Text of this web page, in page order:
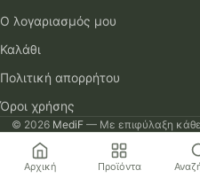
Ο λογαριασμός μου
Καλάθι
Πολιτική απορρήτου
Όροι χρήσης
© 2026 MediF— Με επιφύλαξη κάθε
Αρχική Προϊόντα